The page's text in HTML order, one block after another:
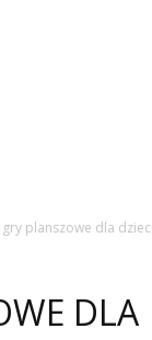
planszowe dla
DLA